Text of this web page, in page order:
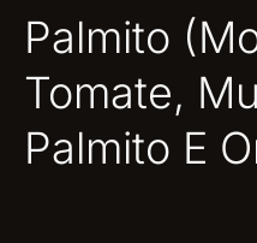
Palmito
Tomate,
Palmito E